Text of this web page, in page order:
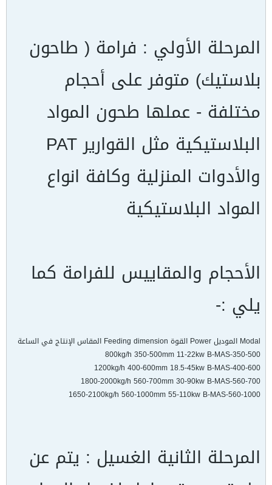
المرحلة الأولي : فرامة ( طاحون
بلاستيك) متوفر على أحجام
مختلفة - عملها طحون المواد
البلاستيكية مثل القوارير PAT
والأدوات المنزلية وكافة انواع
المواد البلاستيكية
الأحجام والمقاييس للفرامة كما
يلي :-
Modal الموديل Power القوة Feeding dimension المقاس الإنتاج في الساعة
800kg/h 350-500mm 11-22kw B-MAS-350-500
1200kg/h 400-600mm 18.5-45kw B-MAS-400-600
1800-2000kg/h 560-700mm 30-90kw B-MAS-560-700
1650-2100kg/h 560-1000mm 55-110kw B-MAS-560-1000
المرحلة الثانية الغسيل : يتم عن